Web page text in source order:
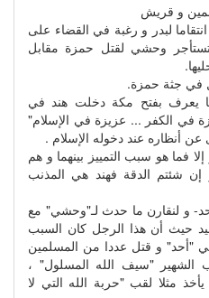
و قريش
لبدر و رغبة في القضاء على
وحشي لقتل حمزة مقابل
حمزة.
بفتح مكة دخلت هند في
في الكفر ... عزيزة في الإسلام"
أنظاره عند دخوله الإسلام .
هو سبب التمييز بينهما و هم
شئتم الدقة فهند هي المذنب
لنقارن ما حدث لـ"وحشي" مع
حيث أن هذا الرجل كان السبب
و قتل عددا من المسلمين
الشهير "سيف الله المسلول" ،
مثلا لقب "حربة الله التي لا